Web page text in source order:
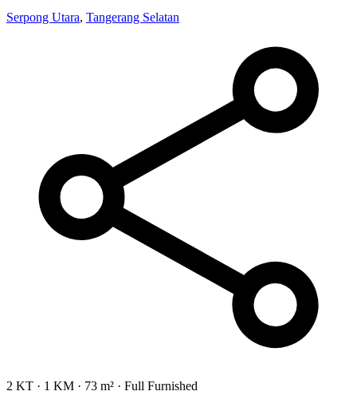
Serpong Utara, Tangerang Selatan
2 KT · 1 KM · 73 m² · Full Furnished